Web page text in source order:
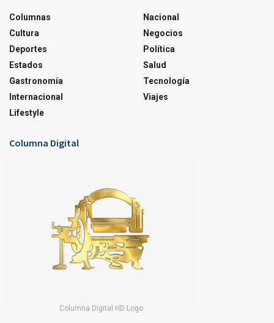
Columnas
Cultura
Deportes
Estados
Gastronomía
Internacional
Lifestyle
Nacional
Negocios
Política
Salud
Tecnología
Viajes
Columna Digital
Columna Digital HD Logo